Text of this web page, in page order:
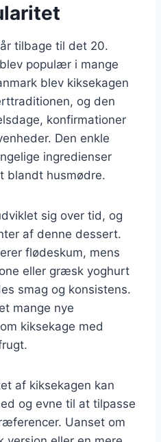
tilbage til det 20.
populær i mange
blev kiksekagen
og den
konfirmationer
Den enkle
ingredienser
blandt husmødre.
sig over tid, og
af denne dessert.
flødeskum, mens
eller græsk yoghurt
smag og konsistens.
mange nye
kiksekage med
af kiksekagen kan
og evne til at tilpasse
Uanset om